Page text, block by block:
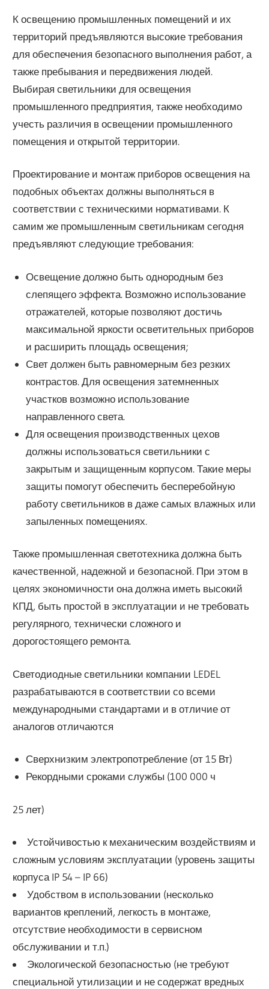
К освещению промышленных помещений и их
территорий предъявляются высокие требования
для обеспечения безопасного выполнения работ, а
также пребывания и передвижения людей.
Выбирая светильники для освещения
промышленного предприятия, также необходимо
учесть различия в освещении промышленного
помещения и открытой территории.
Проектирование и монтаж приборов освещения на
подобных объектах должны выполняться в
соответствии с техническими нормативами. К
самим же промышленным светильникам сегодня
предъявляют следующие требования:
Освещение должно быть однородным без
слепящего эффекта. Возможно использование
отражателей, которые позволяют достичь
максимальной яркости осветительных приборов
и расширить площадь освещения;
Свет должен быть равномерным без резких
контрастов. Для освещения затемненных
участков возможно использование
направленного света.
Для освещения производственных цехов
должны использоваться светильники с
закрытым и защищенным корпусом. Такие меры
защиты помогут обеспечить бесперебойную
работу светильников в даже самых влажных или
запыленных помещениях.
Также промышленная светотехника должна быть
качественной, надежной и безопасной. При этом в
целях экономичности она должна иметь высокий
КПД, быть простой в эксплуатации и не требовать
регулярного, технически сложного и
дорогостоящего ремонта.
Светодиодные светильники компании LEDEL
разрабатываются в соответствии со всеми
международными стандартами и в отличие от
аналогов отличаются
Сверхнизким электропотребление (от 15 Вт)
Рекордными сроками службы (100 000 ч
25 лет)
Устойчивостью к механическим воздействиям и
сложным условиям эксплуатации (уровень защиты
корпуса IP 54 – IP 66)
Удобством в использовании (несколько
вариантов креплений, легкость в монтаже,
отсутствие необходимости в сервисном
обслуживании и т.п.)
Экологической безопасностью (не требуют
специальной утилизации и не содержат вредных